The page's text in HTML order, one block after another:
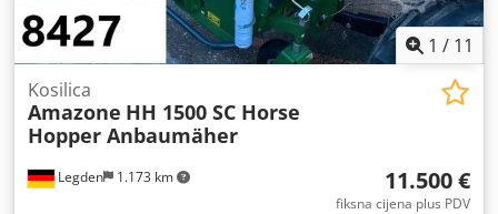
1 / 11
Legden 1.173 km
Kosilica
Amazone HH 1500 SC Horse
Hopper Anbaumäher
11.500 €
fiksna cijena plus PDV